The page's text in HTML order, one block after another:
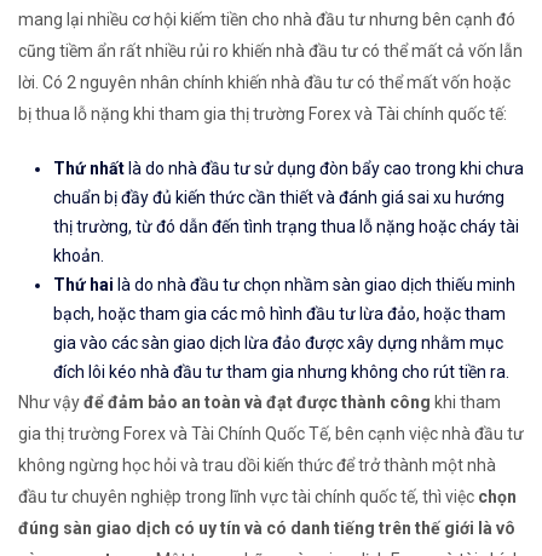
mang lại nhiều cơ hội kiếm tiền cho nhà đầu tư nhưng bên cạnh đó
cũng tiềm ẩn rất nhiều rủi ro khiến nhà đầu tư có thể mất cả vốn lẫn
lời. Có 2 nguyên nhân chính khiến nhà đầu tư có thể mất vốn hoặc
bị thua lỗ nặng khi tham gia thị trường Forex và Tài chính quốc tế:
Thứ nhất là do nhà đầu tư sử dụng đòn bẩy cao trong khi chưa
chuẩn bị đầy đủ kiến thức cần thiết và đánh giá sai xu hướng
thị trường, từ đó dẫn đến tình trạng thua lỗ nặng hoặc cháy tài
khoản.
Thứ hai là do nhà đầu tư chọn nhầm sàn giao dịch thiếu minh
bạch, hoặc tham gia các mô hình đầu tư lừa đảo, hoặc tham
gia vào các sàn giao dịch lừa đảo được xây dựng nhằm mục
đích lôi kéo nhà đầu tư tham gia nhưng không cho rút tiền ra.
Như vậyđể đảm bảo an toàn và đạt được thành công khi tham
gia thị trường Forex và Tài Chính Quốc Tế, bên cạnh việc nhà đầu tư
không ngừng học hỏi và trau dồi kiến thức để trở thành một nhà
đầu tư chuyên nghiệp trong lĩnh vực tài chính quốc tế, thì việc chọn
đúng sàn giao dịch có uy tín và có danh tiếng trên thế giới là vô